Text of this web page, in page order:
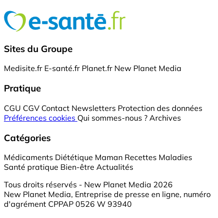
Sites du Groupe
Medisite.fr E-santé.fr Planet.fr New Planet Media
Pratique
CGU CGV Contact Newsletters Protection des données
Préférences cookies Qui sommes-nous ? Archives
Catégories
Médicaments Diététique Maman Recettes Maladies
Santé pratique Bien-être Actualités
Tous droits réservés - New Planet Media 2026
New Planet Media, Entreprise de presse en ligne, numéro
d'agrément CPPAP 0526 W 93940